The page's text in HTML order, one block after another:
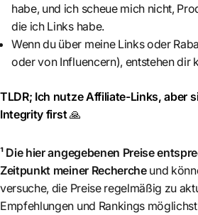
habe, und ich scheue mich nicht,
die ich Links habe.
Wenn du über meine Links oder
oder von Influencern), entstehen dir
TLDR; Ich nutze Affiliate-Links, aber
Integrity first🙏
¹ Die hier angegebenen Preise
Zeitpunkt meiner Rechercheund
versuche, die Preise regelmäßig zu
Empfehlungen und Rankings